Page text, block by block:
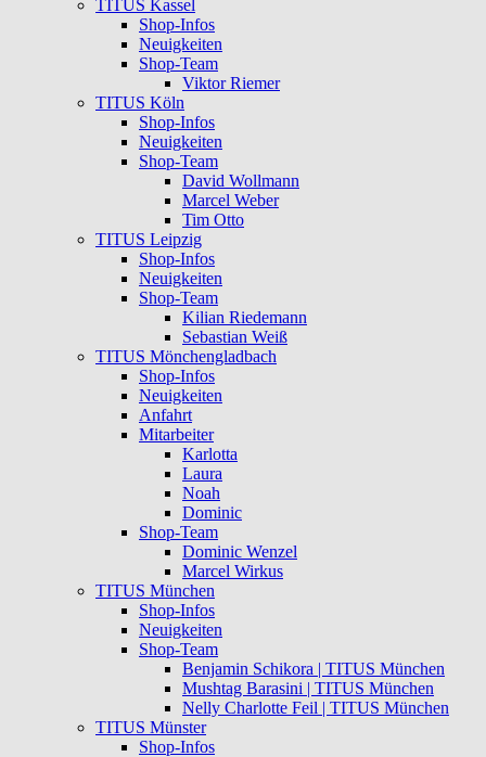
TITUS Kassel
Shop-Infos
Neuigkeiten
Shop-Team
Viktor Riemer
TITUS Köln
Shop-Infos
Neuigkeiten
Shop-Team
David Wollmann
Marcel Weber
Tim Otto
TITUS Leipzig
Shop-Infos
Neuigkeiten
Shop-Team
Kilian Riedemann
Sebastian Weiß
TITUS Mönchengladbach
Shop-Infos
Neuigkeiten
Anfahrt
Mitarbeiter
Karlotta
Laura
Noah
Dominic
Shop-Team
Dominic Wenzel
Marcel Wirkus
TITUS München
Shop-Infos
Neuigkeiten
Shop-Team
Benjamin Schikora | TITUS München
Mushtag Barasini | TITUS München
Nelly Charlotte Feil | TITUS München
TITUS Münster
Shop-Infos